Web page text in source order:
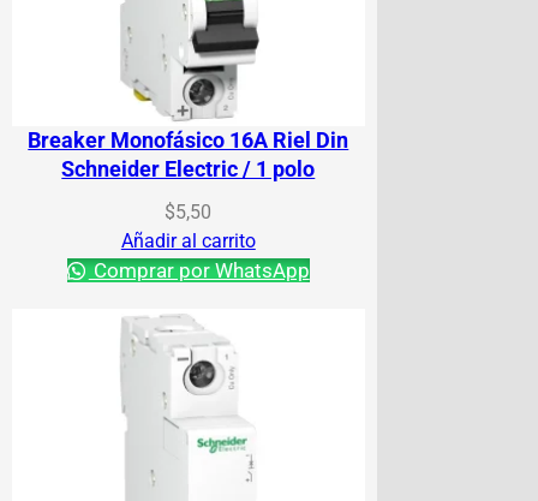
Breaker Monofásico 16A Riel Din
Schneider Electric / 1 polo
$5,50
Añadir al carrito
Comprar por WhatsApp